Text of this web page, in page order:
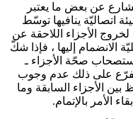
عن بعض ما يعتبر
اتصاليّة ينافيها توسّط
الأجزاء اللاحقة عن
الانضمام إليها ، فإذا شكّ
صحّة الأجزاء ـ
على ذلك عدم وجوب
الأجزاء السابقة وما
الأمر بالإتمام.